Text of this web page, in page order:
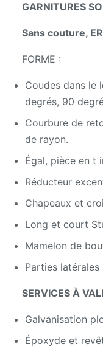
GARNITURES
Sans couture,
FORME :
Coudes dans le
degrés, 90
Courbure de
de rayon.
Égal, pièce en t
Réducteur
Chapeaux et
Long et court
Mamelon de
Parties latérales
SERVICES À
Galvanisation
Époxyde et